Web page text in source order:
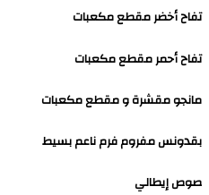
تفاح أخضر مقطع مكعبات
تفاح أحمر مقطع مكعبات
مانجو مقشرة و مقطع مكعبات
بقدونس مفروم فرم ناعم بسيط
صوص إيطالي